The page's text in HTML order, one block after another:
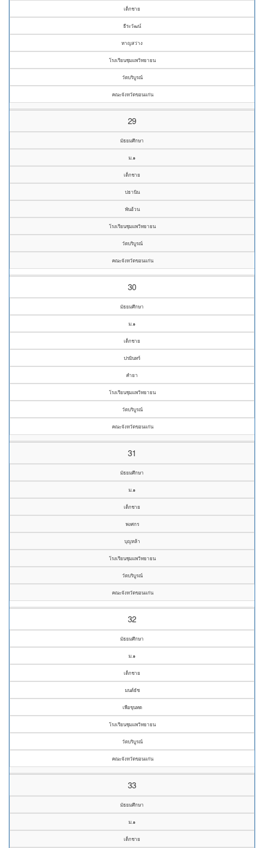
เด็กชาย
ธีระวัฒน์
หาญสว่าง
โรงเรียนชุมแพวิทยายน
วัดบริบูรณ์
คณะจังหวัดขอนแก่น
29
มัธยมศึกษา
ม.๑
เด็กชาย
ปธานิน
พันอ้วน
โรงเรียนชุมแพวิทยายน
วัดบริบูรณ์
คณะจังหวัดขอนแก่น
30
มัธยมศึกษา
ม.๑
เด็กชาย
ปรมินทร์
คำยา
โรงเรียนชุมแพวิทยายน
วัดบริบูรณ์
คณะจังหวัดขอนแก่น
31
มัธยมศึกษา
ม.๑
เด็กชาย
พงศกร
บุญหล้า
โรงเรียนชุมแพวิทยายน
วัดบริบูรณ์
คณะจังหวัดขอนแก่น
32
มัธยมศึกษา
ม.๑
เด็กชาย
มนต์ธัช
เพือขุนทด
โรงเรียนชุมแพวิทยายน
วัดบริบูรณ์
คณะจังหวัดขอนแก่น
33
มัธยมศึกษา
ม.๑
เด็กชาย